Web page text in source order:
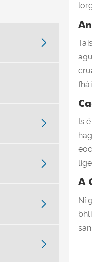





Is
A
Ní